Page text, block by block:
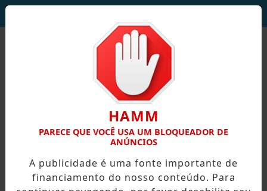
HAMM
PARECE QUE VOCÊ USA UM BLOQUEADOR DE
ANÚNCIOS
A publicidade é uma fonte importante de
financiamento do nosso conteúdo. Para